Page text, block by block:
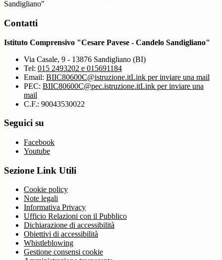
Sandigliano"
Contatti
Istituto Comprensivo "Cesare Pavese - Candelo Sandigliano"
Via Casale, 9 - 13876 Sandigliano (BI)
Tel: 015 2493202 e 015691184
Email: BIIC80600C@istruzione.itLink per inviare una mail
PEC: BIIC80600C@pec.istruzione.itLink per inviare una
mail
C.F.: 90043530022
Seguici su
Facebook
Youtube
Sezione Link Utili
Cookie policy
Note legali
Informativa Privacy
Ufficio Relazioni con il Pubblico
Dichiarazione di accessibilità
Obiettivi di accessibilità
Whistleblowing
Gestione consensi cookie